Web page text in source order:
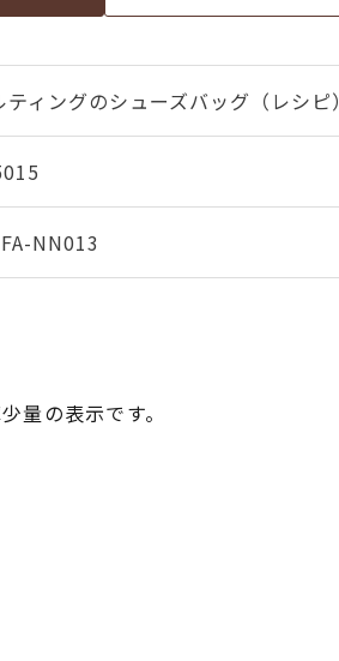
ティングのシューズバッグ（レシピ）
NN013
量の表示です。